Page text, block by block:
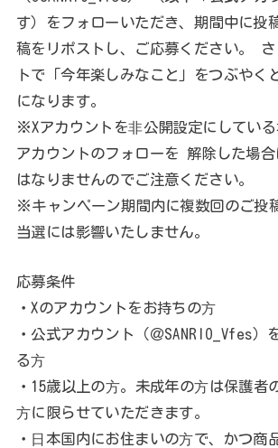
す）をフォローいただき、期間中に投
稿をリポストし、ご応募ください。 さ
トで「今年楽しみなこと」をつぶやく
になります。
※Xアカウントを⾮公開設定にしてい
アカウントのフォローを 解除した場
はなりませんのでご注意ください。
※キャンペーン期間内に複数回のご投
当選には影響いたしません。
応募条件
・Xのアカウントをお持ちの⽅
・公式アカウント（＠SANRIO_Vfes）
る⽅
・15歳以上の⽅。未成年の⽅は保護者
⽅に限らせていただきます。
・⽇本国内にお住まいの⽅で、かつ商